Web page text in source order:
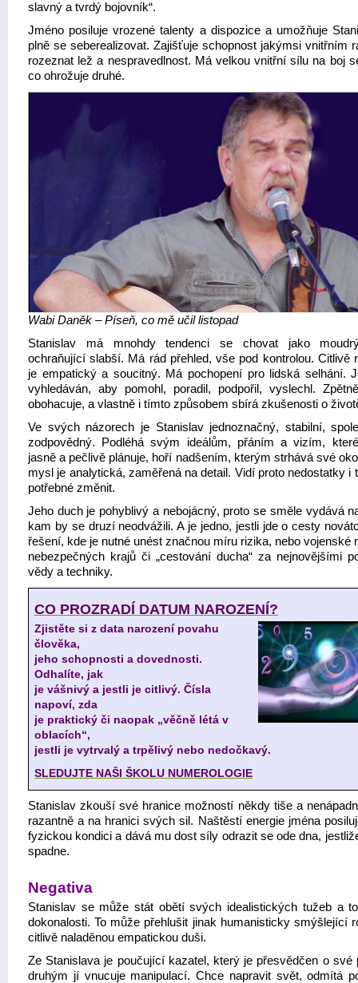
slavný a tvrdý bojovník“.
Jméno posiluje vrozené talenty a dispozice a umožňuje
plně se seberealizovat. Zajišťuje schopnost jakýmsi vnitřním
rozeznat lež a nespravedlnost. Má velkou vnitřní sílu na boj
co ohrožuje druhé.
Wabi Daněk – Píseň, co mě učil listopad
Stanislav má mnohdy tendenci se chovat jako
ochraňující slabší. Má rád přehled, vše pod kontrolou. Citlivě
je empatický a soucitný. Má pochopení pro lidská selhání.
vyhledáván, aby pomohl, poradil, podpořil, vyslechl.
obohacuje, a vlastně i tímto způsobem sbírá zkušenosti o
Ve svých názorech je Stanislav jednoznačný, stabilní,
zodpovědný. Podléhá svým ideálům, přáním a vizím,
jasně a pečlivě plánuje, hoří nadšením, kterým strhává své
mysl je analytická, zaměřená na detail. Vidí proto nedostatky i
potřebné změnit.
Jeho duch je pohyblivý a nebojácný, proto se směle vydává
kam by se druzí neodvážili. A je jedno, jestli jde o cesty
řešení, kde je nutné unést značnou míru rizika, nebo vojenské
nebezpečných krajů či „cestování ducha“ za nejnovějšími
vědy a techniky.
CO PROZRADÍ DATUM NAROZENÍ?
Zjistěte si z data narození povahu
člověka,
jeho schopnosti a dovednosti.
Odhalíte, jak
je vášnivý a jestli je citlivý. Čísla
napoví, zda
je praktický či naopak „věčně létá v
oblacích“,
jestli je vytrvalý a trpělivý nebo nedočkavý.
SLEDUJTE NAŠI ŠKOLU NUMEROLOGIE
Stanislav zkouší své hranice možností někdy tiše a
razantně a na hranici svých sil. Naštěstí energie jména
fyzickou kondici a dává mu dost síly odrazit se ode dna,
spadne.
Negativa
Stanislav se může stát obětí svých idealistických tužeb a
dokonalosti. To může přehlušit jinak humanisticky smýšlející
citlivě naladěnou empatickou duši.
Ze Stanislava je poučující kazatel, který je přesvědčen o své
druhým jí vnucuje manipulací. Chce napravit svět, odmítá